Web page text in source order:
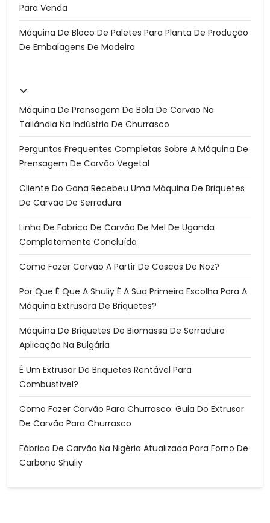
Para Venda
Máquina De Bloco De Paletes Para Planta De Produção
De Embalagens De Madeira
Máquina De Prensagem De Bola De Carvão Na
Tailândia Na Indústria De Churrasco
Perguntas Frequentes Completas Sobre A Máquina De
Prensagem De Carvão Vegetal
Cliente Do Gana Recebeu Uma Máquina De Briquetes
De Carvão De Serradura
Linha De Fabrico De Carvão De Mel De Uganda
Completamente Concluída
Como Fazer Carvão A Partir De Cascas De Noz?
Por Que É Que A Shuliy É A Sua Primeira Escolha Para A
Máquina Extrusora De Briquetes?
Máquina De Briquetes De Biomassa De Serradura
Aplicação Na Bulgária
É Um Extrusor De Briquetes Rentável Para
Combustível?
Como Fazer Carvão Para Churrasco: Guia Do Extrusor
De Carvão Para Churrasco
Fábrica De Carvão Na Nigéria Atualizada Para Forno De
Carbono Shuliy